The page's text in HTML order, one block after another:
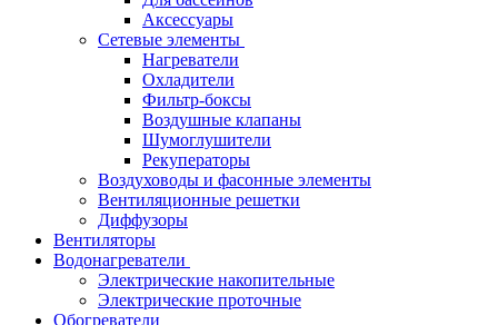
Аксессуары
Сетевые элементы
Нагреватели
Охладители
Фильтр-боксы
Воздушные клапаны
Шумоглушители
Рекуператоры
Воздуховоды и фасонные элементы
Вентиляционные решетки
Диффузоры
Вентиляторы
Водонагреватели
Электрические накопительные
Электрические проточные
Обогреватели